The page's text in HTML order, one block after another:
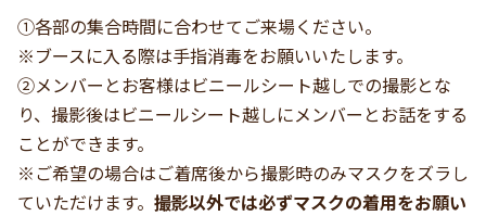
①各部の集合時間に合わせてご来場ください。
※ブースに入る際は手指消毒をお願いいたします。
②メンバーとお客様はビニールシート越しでの撮影とな
り、撮影後はビニールシート越しにメンバーとお話をする
ことができます。
※ご希望の場合はご着席後から撮影時のみマスクをズラし
ていただけます。 撮影以外では必ずマスクの着用をお願い